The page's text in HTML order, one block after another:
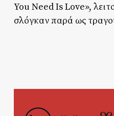
You Need Is Love»,
σλόγκαν παρά ως